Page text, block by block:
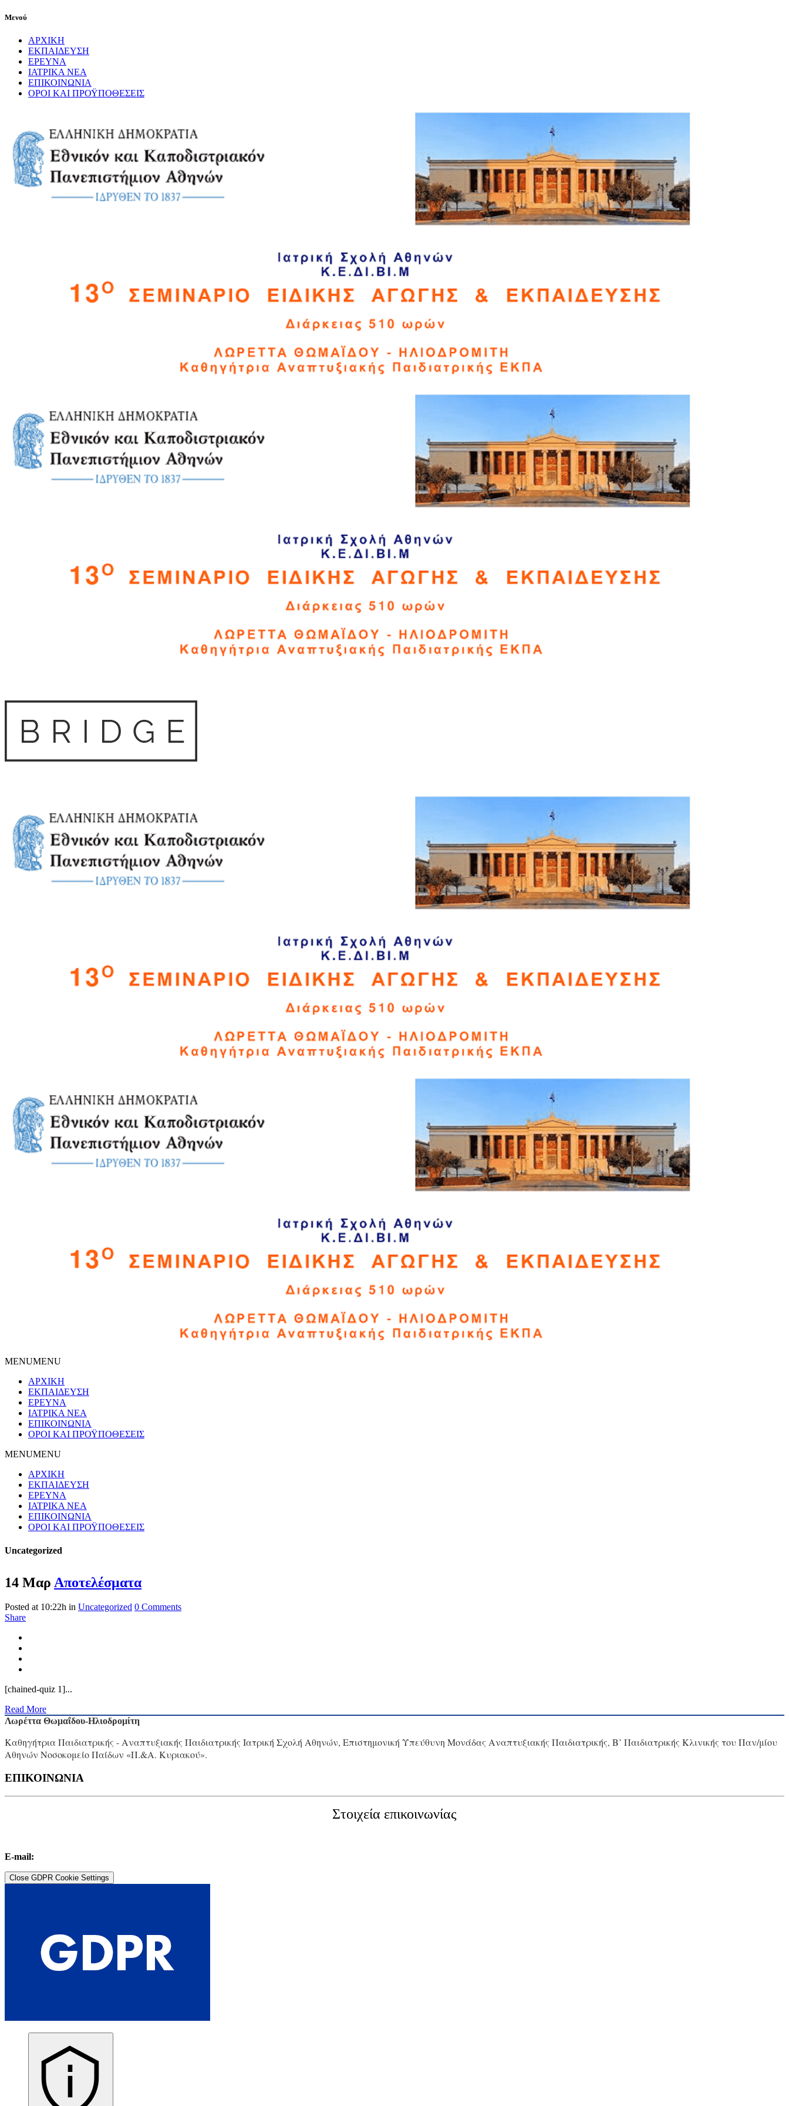
Μενού
ΑΡΧΙΚΗ
ΕΚΠΑΙΔΕΥΣΗ
ΕΡΕΥΝΑ
ΙΑΤΡΙΚΑ ΝΕΑ
ΕΠΙΚΟΙΝΩΝΙΑ
ΟΡΟΙ ΚΑΙ ΠΡΟΫΠΟΘΕΣΕΙΣ
MENUMENU
ΑΡΧΙΚΗ
ΕΚΠΑΙΔΕΥΣΗ
ΕΡΕΥΝΑ
ΙΑΤΡΙΚΑ ΝΕΑ
ΕΠΙΚΟΙΝΩΝΙΑ
ΟΡΟΙ ΚΑΙ ΠΡΟΫΠΟΘΕΣΕΙΣ
MENUMENU
ΑΡΧΙΚΗ
ΕΚΠΑΙΔΕΥΣΗ
ΕΡΕΥΝΑ
ΙΑΤΡΙΚΑ ΝΕΑ
ΕΠΙΚΟΙΝΩΝΙΑ
ΟΡΟΙ ΚΑΙ ΠΡΟΫΠΟΘΕΣΕΙΣ
Uncategorized
14 Μαρ Αποτελέσματα
Posted at 10:22h in Uncategorized 0 Comments
Share
[chained-quiz 1]...
Read More
Λωρέττα Θωμαΐδου-Ηλιοδρομίτη
Καθηγήτρια Παιδιατρικής - Αναπτυξιακής Παιδιατρικής Ιατρική Σχολή Αθηνών, Επιστημονική Υπεύθυνη Μονάδας Αναπτυξιακής Παιδιατρικής, Β’ Παιδιατρικής Κλινικής του Παν/μίου
Αθηνών Νοσοκομείο Παίδων «Π.&Α. Κυριακού».
ΕΠΙΚΟΙΝΩΝΙΑ
Στοιχεία επικοινωνίας
E-mail:
Close GDPR Cookie Settings